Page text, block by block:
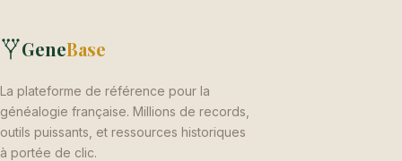
GeneBase
La plateforme de référence pour la
généalogie française. Millions de records,
outils puissants, et ressources historiques
à portée de clic.